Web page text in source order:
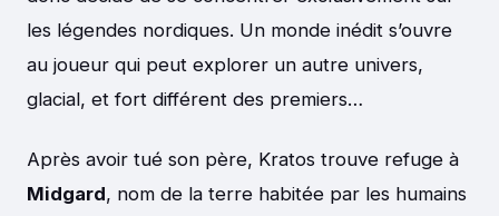
les légendes nordiques. Un monde inédit s’ouvre
au joueur qui peut explorer un autre univers,
glacial, et fort différent des premiers…
Après avoir tué son père, Kratos trouve refuge à
Midgard, nom de la terre habitée par les humains